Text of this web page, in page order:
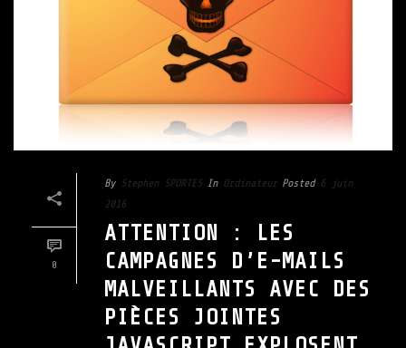
0
By Stephen SPORTES In Ordinateur Posted 6 juin
2016
ATTENTION : LES
CAMPAGNES D’E-MAILS
MALVEILLANTS AVEC DES
PIÈCES JOINTES